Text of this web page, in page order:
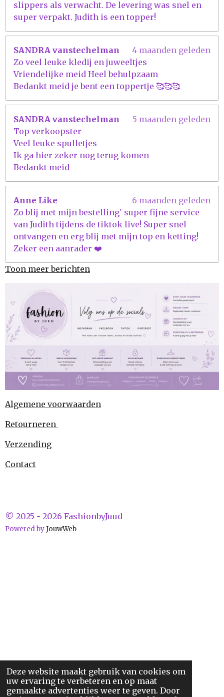
Deze website maakt gebruik van cookies om
uw ervaring te verbeteren en op maat
gemaakte advertenties weer te geven. Door
slippers als verwacht. De levering was snel en
super verpakt. Judith is een topper!
SANDRA vanstechelman
4 maanden geleden
Zo veel leuke kledij en juweeltjes
Vriendelijke meid Heel behulpzaam
Bedankt meid je bent een toppertje 🥰🥰🥰
SANDRA vanstechelman
5 maanden geleden
Top verkoopster
Veel leuke spulletjes
Ik ga hier zeker nog terug komen
Bedankt meid
Anne Like
6 maanden geleden
Zo blij met mijn bestelling' super fijne service
van Judith tijdens de tiktok live! Super snel
ontvangen en erg blij met mijn top en ketting!
Zeker een aanrader ❤️
Toon meer berichten
Algemene voorwaarden
Retourneren
Verzending
Contact
© 2025 - 2026 FashionbyJuud
Powered byJouwWeb